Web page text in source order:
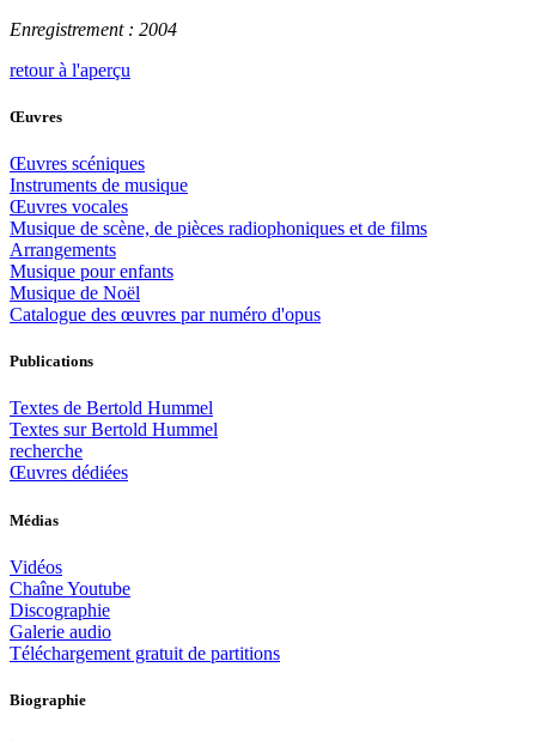
Enregistrement : 2004
retour à l'aperçu
Œuvres
Œuvres scéniques
Instruments de musique
Œuvres vocales
Musique de scène, de pièces radiophoniques et de films
Arrangements
Musique pour enfants
Musique de Noël
Catalogue des œuvres par numéro d'opus
Publications
Textes de Bertold Hummel
Textes sur Bertold Hummel
recherche
Œuvres dédiées
Médias
Vidéos
Chaîne Youtube
Discographie
Galerie audio
Téléchargement gratuit de partitions
Biographie